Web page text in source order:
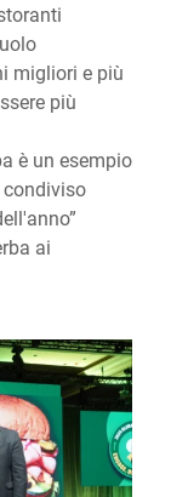
migliori e più
più
è un esempio
ai